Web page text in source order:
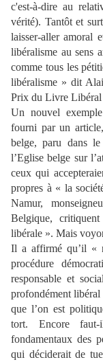
c'est-à-dire au
vérité). Tantôt et
laisser-aller amoral
libéralisme au sens
comme tous les
libéralisme » dit
Prix du Livre Libéral
Un nouvel
fourni par un
belge, paru dans
l’Eglise belge sur
ceux qui
propres à « la
Namur,
Belgique,
libérale ». Mais
Il a affirmé qu’il «
procédure
responsable et
profondément libéral
que l’on est
tort. Encore
fondamentaux des
qui déciderait de